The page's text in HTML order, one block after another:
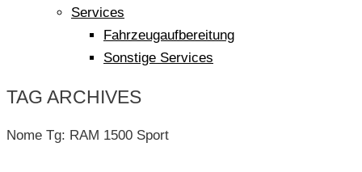
Services
Fahrzeugaufbereitung
Sonstige Services
TAG ARCHIVES
Nome Tg: RAM 1500 Sport